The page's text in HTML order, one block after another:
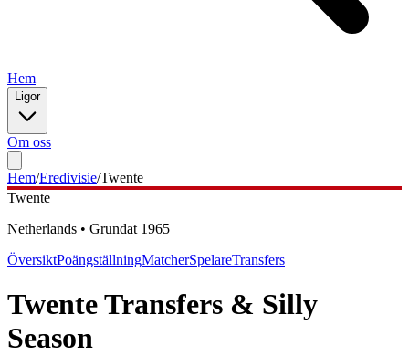
Hem
Ligor
Om oss
Hem/Eredivisie/Twente
Twente
Netherlands • Grundat 1965
ÖversiktPoängställningMatcherSpelareTransfers
TwenteTransfers & Silly
Season